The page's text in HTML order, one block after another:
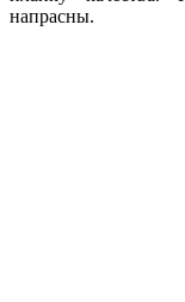
напрасны.